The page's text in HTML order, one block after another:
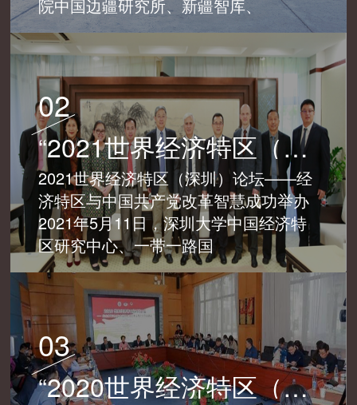
院中国边疆研究所、新疆智库、
02
“2021世界经济特区（深圳）论坛——经济特区与中国共产党改革智慧”成功举办
2021世界经济特区（深圳）论坛——经
济特区与中国共产党改革智慧成功举办
2021年5月11日，深圳大学中国经济特
区研究中心、一带一路国
03
“2020世界经济特区（深圳）论坛 ——综合改革试点与中国特色社会主义先行示范区建设”成功举办